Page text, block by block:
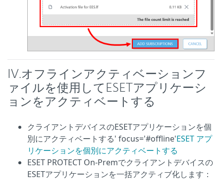
IV.オフラインアクティベーションフ
ァイルを使用してESETアプリケーシ
ョンをアクティベートする
クライアントデバイスのESETアプリケーションを個
別にアクティベートする' focus='#offline'ESET アプ
リケーションを個別にアクティベートする
ESET PROTECT On-Premでクライアントデバイスの
ESETアプリケーションを一括アクティブ化します：